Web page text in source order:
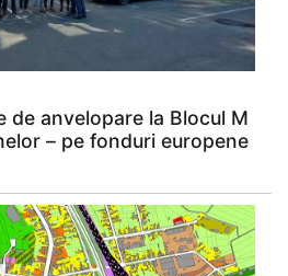
de anvelopare la Blocul M
– pe fonduri europene